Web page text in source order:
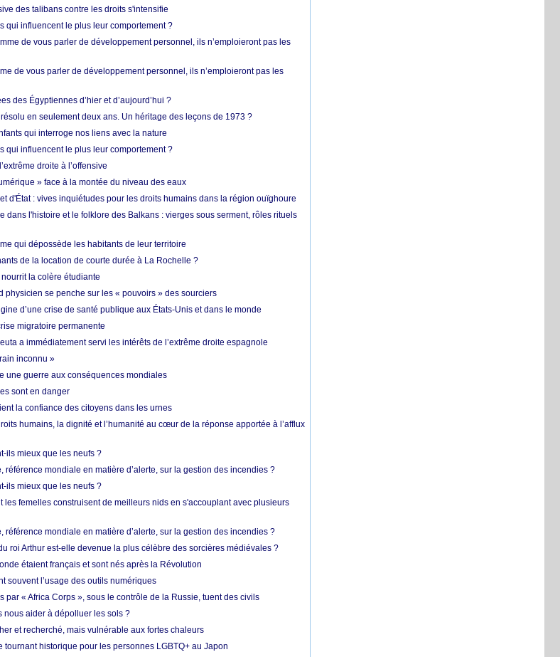
des talibans contre les droits s'intensifie
qui influencent le plus leur comportement ?
de vous parler de développement personnel, ils n’emploieront pas les
de vous parler de développement personnel, ils n’emploieront pas les
des Égyptiennes d’hier et d’aujourd’hui ?
en seulement deux ans. Un héritage des leçons de 1973 ?
qui interroge nos liens avec la nature
qui influencent le plus leur comportement ?
droite à l’offensive
» face à la montée du niveau des eaux
d'État : vives inquiétudes pour les droits humains dans la région ouïghoure
dans l'histoire et le folklore des Balkans : vierges sous serment, rôles rituels
qui dépossède les habitants de leur territoire
de la location de courte durée à La Rochelle ?
la colère étudiante
physicien se penche sur les « pouvoirs » des sourciers
d’une crise de santé publique aux États-Unis et dans le monde
migratoire permanente
a immédiatement servi les intérêts de l’extrême droite espagnole
inconnu »
une guerre aux conséquences mondiales
sont en danger
la confiance des citoyens dans les urnes
humains, la dignité et l’humanité au cœur de la réponse apportée à l’afflux
ils mieux que les neufs ?
référence mondiale en matière d’alerte, sur la gestion des incendies ?
ils mieux que les neufs ?
les femelles construisent de meilleurs nids en s'accouplant avec plusieurs
référence mondiale en matière d’alerte, sur la gestion des incendies ?
roi Arthur est-elle devenue la plus célèbre des sorcières médiévales ?
étaient français et sont nés après la Révolution
souvent l’usage des outils numériques
par « Africa Corps », sous le contrôle de la Russie, tuent des civils
nous aider à dépolluer les sols ?
et recherché, mais vulnérable aux fortes chaleurs
tournant historique pour les personnes LGBTQ+ au Japon